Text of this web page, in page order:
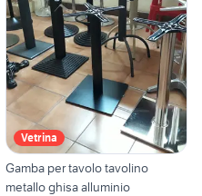
Vetrina
Gamba per tavolo tavolino
metallo ghisa alluminio